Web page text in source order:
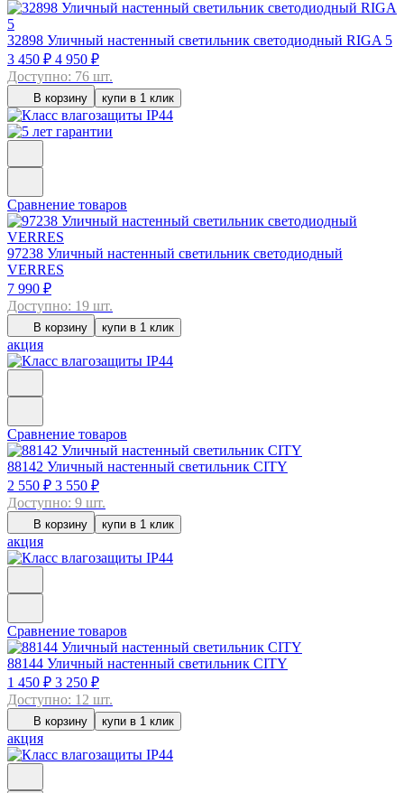
32898 Уличный настенный светильник светодиодный RIGA 5
3 450 ₽ 4 950 ₽
Доступно: 76 шт.
В корзину купи в 1 клик
Сравнение товаров
97238 Уличный настенный светильник светодиодный
VERRES
7 990 ₽
Доступно: 19 шт.
В корзину купи в 1 клик
акция
Сравнение товаров
88142 Уличный настенный светильник CITY
2 550 ₽ 3 550 ₽
Доступно: 9 шт.
В корзину купи в 1 клик
акция
Сравнение товаров
88144 Уличный настенный светильник CITY
1 450 ₽ 3 250 ₽
Доступно: 12 шт.
В корзину купи в 1 клик
акция